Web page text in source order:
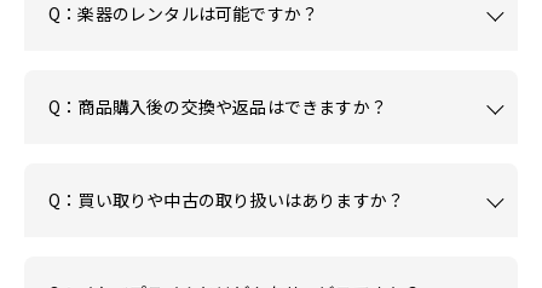
Q：楽器のレンタルは可能ですか？
Q：商品購入後の交換や返品はできますか？
Q：買い取りや中古の取り扱いはありますか？